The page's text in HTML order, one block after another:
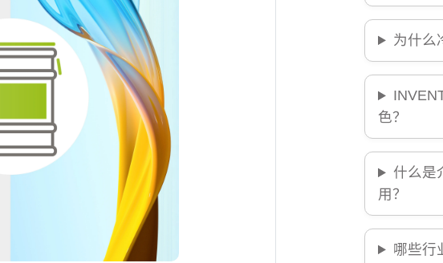
为什么
色？
什么是
用？
哪些行